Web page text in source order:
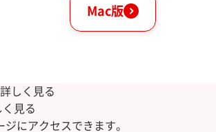
Mac版
しく見る
く見る
にアクセスできます。